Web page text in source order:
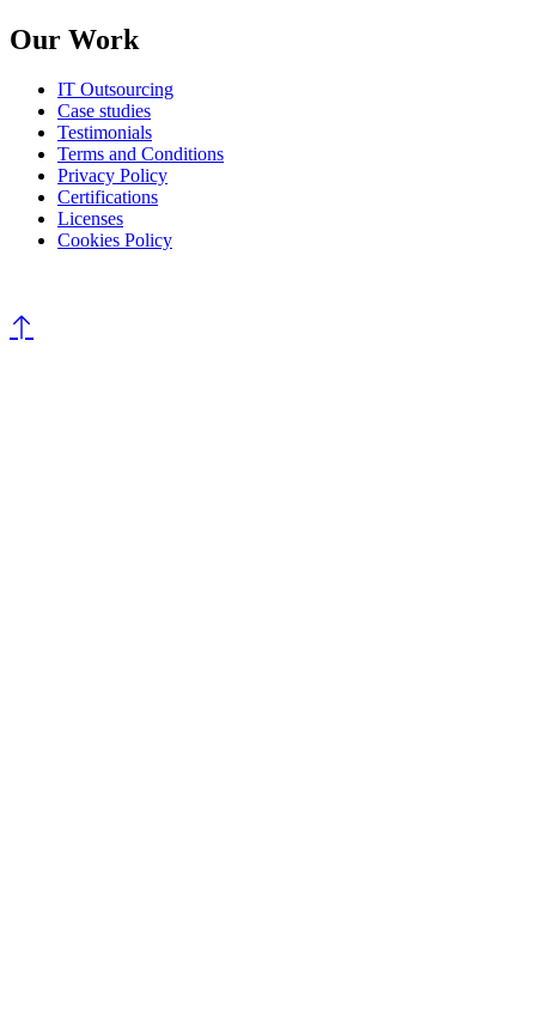
Our Work
IT Outsourcing
Case studies
Testimonials
Terms and Conditions
Privacy Policy
Certifications
Licenses
Cookies Policy